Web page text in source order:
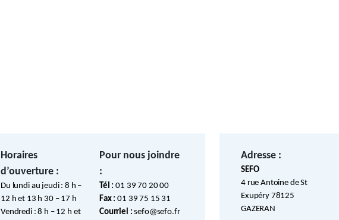
Horaires
d’ouverture :
Du lundi au jeudi : 8 h –
12 h et 13 h 30 – 17 h
Vendredi : 8 h – 12 h et
Pour nous joindre
:
Tél :01 39 70 20 00
Fax :01 39 75 15 31
Courriel :sefo@sefo.fr
Adresse :
SEFO
4 rue Antoine de St
Exupéry 78125
GAZERAN